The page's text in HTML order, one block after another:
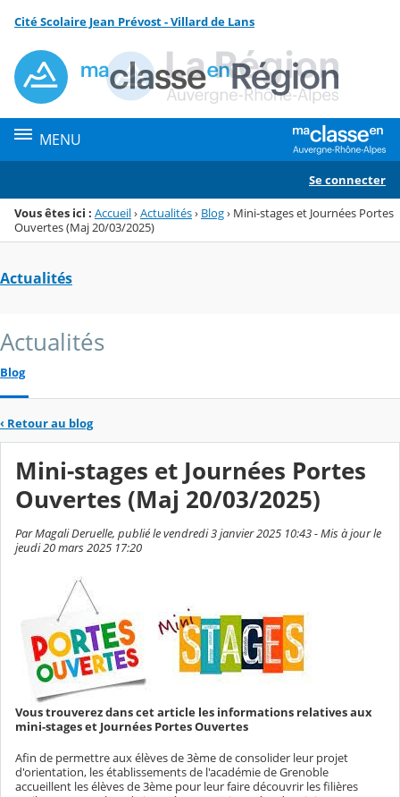
Menu de la rubrique
Contenu
Cité Scolaire Jean Prévost - Villard de Lans
MENU
Se connecter
Vous êtes ici : Accueil›Actualités› Blog› Mini-stages et Journées Portes
Ouvertes (Maj 20/03/2025)
Actualités
Actualités
Blog
‹ Retour au blog
Mini-stages et Journées Portes
Ouvertes (Maj 20/03/2025)
Par Magali Deruelle, publié le vendredi 3 janvier 2025 10:43 - Mis à jour le
jeudi 20 mars 2025 17:20
Vous trouverez dans cet article les informations relatives aux
mini-stages et Journées Portes Ouvertes
Afin de permettre aux élèves de 3ème de consolider leur projet
d'orientation, les établissements de l'académie de Grenoble
accueillent les élèves de 3ème pour leur faire découvrir les filières